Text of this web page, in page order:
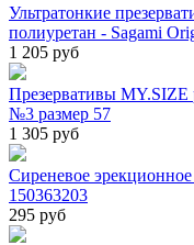
Ультратонкие
полиуретан - Sagami
1 205 руб
Презервативы MY.SIZE
№3 размер 57
1 305 руб
Сиреневое
150363203
295 руб